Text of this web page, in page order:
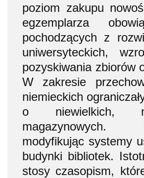
poziom zakupu
egzemplarza
pochodzących z
uniwersyteckich,
pozyskiwania zbiorów
W zakresie
niemieckich
o niewielkich,
modyfikując systemy
budynki bibliotek.
stosy czasopism,